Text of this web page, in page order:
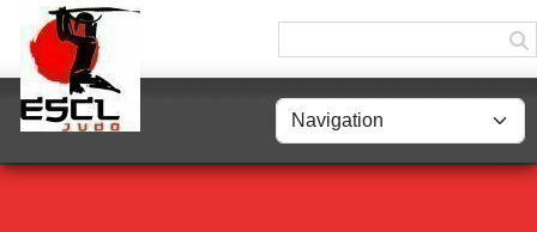
Panneau de gestion des cookies